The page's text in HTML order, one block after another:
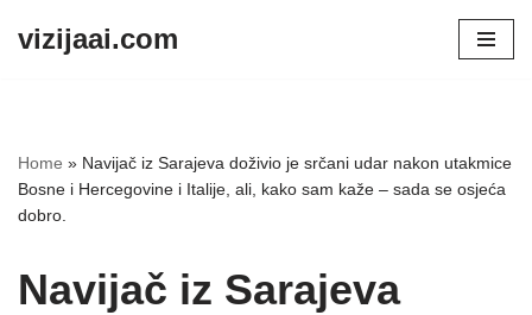
vizijaai.com
Home » Navijač iz Sarajeva doživio je srčani udar nakon utakmice
Bosne i Hercegovine i Italije, ali, kako sam kaže – sada se osjeća
dobro.
Navijač iz Sarajeva